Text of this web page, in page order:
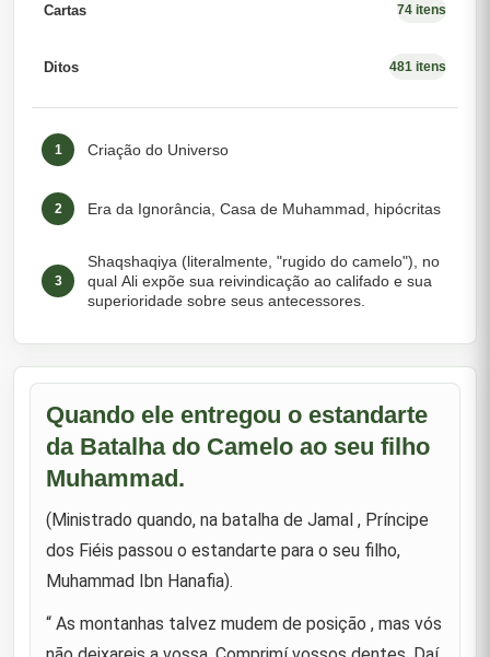
Cartas 74 itens
Ditos 481 itens
1 Criação do Universo
2 Era da Ignorância, Casa de Muhammad, hipócritas
3
Shaqshaqiya (literalmente, "rugido do camelo"), no
qual Ali expõe sua reivindicação ao califado e sua
superioridade sobre seus antecessores.
5
Quando Abbas e Abu Sufyan se ofereceram para
jurar lealdade a ele pelo califado após a morte de
Muhammad.
Ao ser aconselhado a não perseguir Talha e Zubayr
por brigarem, ele disse: "Estou lutando!"
Os hipócritas
8 Sobre Zubayr em um momento apropriado.
Quando ele entregou o estandarte
da Batalha do Camelo ao seu filho
Muhammad.
(Ministrado quando, na batalha de Jamal , Príncipe
dos Fiéis passou o estandarte para o seu filho,
Muhammad Ibn Hanafia).
“ As montanhas talvez mudem de posição , mas vós